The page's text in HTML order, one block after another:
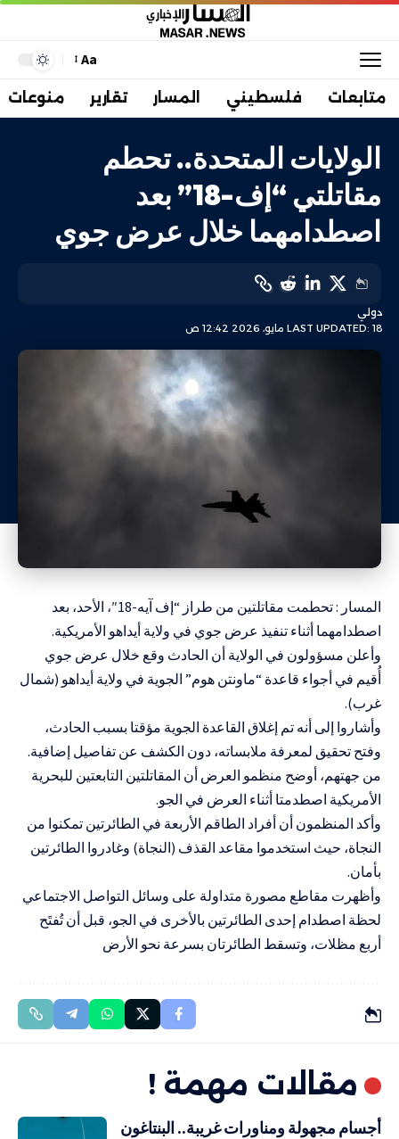
Aa
متابعات فلسطيني المسار تقارير منوعات
الولايات المتحدة.. تحطم
مقاتلتي “إف-18” بعد
اصطدامهما خلال عرض جوي
LAST UPDATED: 18 مايو، 2026 12:42 ص
دولي
المسار : تحطمت مقاتلتين من طراز “إف آيه-18″، الأحد، بعد
اصطدامهما أثناء تنفيذ عرض جوي في ولاية أيداهو الأمريكية.
وأعلن مسؤولون في الولاية أن الحادث وقع خلال عرض جوي
أُقيم في أجواء قاعدة “ماونتن هوم” الجوية في ولاية أيداهو (شمال
غرب).
وأشاروا إلى أنه تم إغلاق القاعدة الجوية مؤقتا بسبب الحادث،
وفتح تحقيق لمعرفة ملابساته، دون الكشف عن تفاصيل إضافية.
من جهتهم، أوضح منظمو العرض أن المقاتلتين التابعتين للبحرية
الأمريكية اصطدمتا أثناء العرض في الجو.
وأكد المنظمون أن أفراد الطاقم الأربعة في الطائرتين تمكنوا من
النجاة، حيث استخدموا مقاعد القذف (النجاة) وغادروا الطائرتين
بأمان.
وأظهرت مقاطع مصورة متداولة على وسائل التواصل الاجتماعي
لحظة اصطدام إحدى الطائرتين بالأخرى في الجو، قبل أن تُفتَح
أربع مظلات، وتسقط الطائرتان بسرعة نحو الأرض
مقالات مهمة !
أجسام مجهولة ومناورات غريبة.. البنتاغون